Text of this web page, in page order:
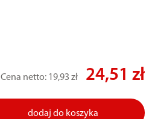
Cena netto: 19,93 zł 24,51 zł
dodaj do koszyka